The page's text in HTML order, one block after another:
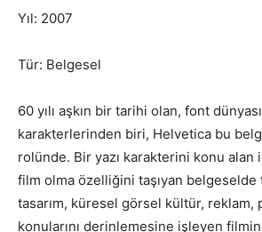
Yıl: 2007
Tür: Belgesel
60 yılı aşkın bir tarihi olan, font
karakterlerinden biri, Helvetica bu
rolünde. Bir yazı karakterini konu alan
film olma özelliğini taşıyan
tasarım, küresel görsel kültür,
konularını derinlemesine işleyen